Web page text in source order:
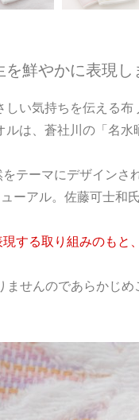
鮮やかに表現し
しい気持ちを伝える
は、蒼社川の「名水
をテーマにデザイン
ーアル。佐藤可士和
する取り組みのもと
ませんのであらかじめ